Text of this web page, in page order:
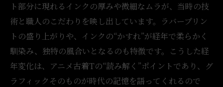
ト部分に現れるインクの厚みや微細なムラが、当時の技
術と職人のこだわりを映し出しています。ラバープリン
トの盛り上がりや、インクの“かすれ”が経年で柔らかく
馴染み、独特の風合いとなるのも特徴です。こうした経
年変化は、アニメ古着Tの“読み解く”ポイントであり、グ
ラフィックそのものが時代の記憶を語ってくれるので